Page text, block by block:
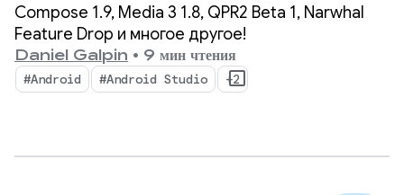
Compose 1.9, Media 3 1.8, QPR2 Beta 1, Narwhal
Feature Drop и многое другое!
Daniel Galpin • 9 мин чтения
#Android #Android Studio +2